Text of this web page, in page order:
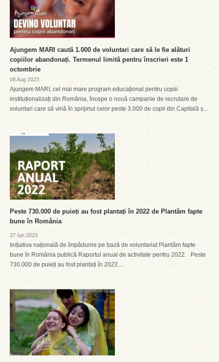
Ajungem MARI caută 1.000 de voluntari care să le fie alături
copiilor abandonați. Termenul limită pentru înscrieri este 1
octombrie
08 Aug 2023
Ajungem MARI, cel mai mare program educațional pentru copiii
instituționalizați din România, începe o nouă campanie de recrutare de
voluntari care să vină în sprijinul celor peste 3.000 de copii din Capitală ș...
Peste 730.000 de puieți au fost plantați în 2022 de Plantăm fapte
bune în România
27 Iun 2023
Inițiativa națională de împădurire pe bază de voluntariat Plantăm fapte
bune în România publică Raportul anual de activitate pentru 2022. Peste
730.000 de puieți au fost plantați în 2022....